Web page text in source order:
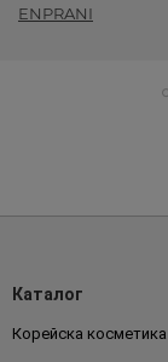
ENPRANI
Каталог
Корейска косметика